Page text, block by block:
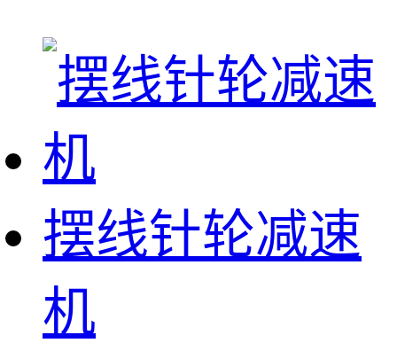
摆线针轮减速
机